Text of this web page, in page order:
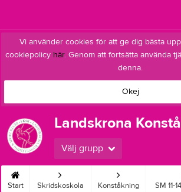
Vi använder cookies för att ge dig bästa
cookiepolicy här. Genom att fortsätta använda
denna.
Okej
Landskrona
Välj grupp
Start Skridskoskola Konståkning SM 11-